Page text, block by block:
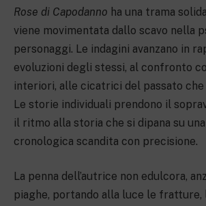
Rose di Capodanno ha una trama
viene movimentata dallo scavo nella
personaggi. Le indagini avanzano in
evoluzioni degli stessi, al confronto
interiori, alle cicatrici del passato che
Le storie individuali prendono il
il ritmo alla storia che si dipana su
cronologica scandita con precisione.
La penna dell’autrice non edulcora,
piaghe, portando alla luce le fratture,